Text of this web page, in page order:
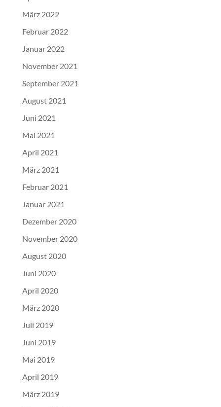
März 2022
Februar 2022
Januar 2022
November 2021
September 2021
August 2021
Juni 2021
Mai 2021
April 2021
März 2021
Februar 2021
Januar 2021
Dezember 2020
November 2020
August 2020
Juni 2020
April 2020
März 2020
Juli 2019
Juni 2019
Mai 2019
April 2019
März 2019